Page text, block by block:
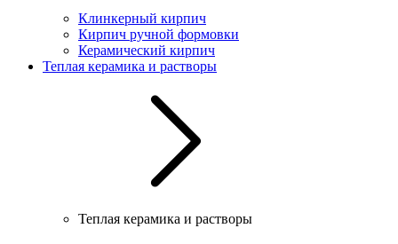
Клинкерный кирпич
Кирпич ручной формовки
Керамический кирпич
Теплая керамика и растворы
Теплая керамика и растворы